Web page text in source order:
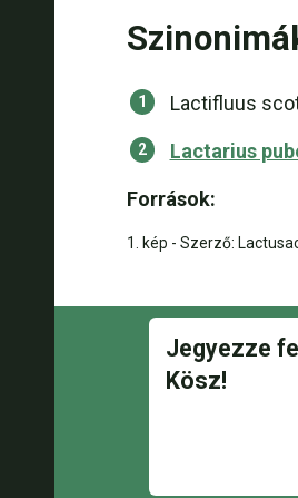
Lactifluus
Lactarius
Források:
1. kép - Szerző: